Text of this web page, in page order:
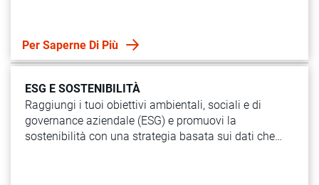
Per Saperne Di Più
ESG E SOSTENIBILITÀ
Raggiungi i tuoi obiettivi ambientali, sociali e di
governance aziendale (ESG) e promuovi la
sostenibilità con una strategia basata sui dati che